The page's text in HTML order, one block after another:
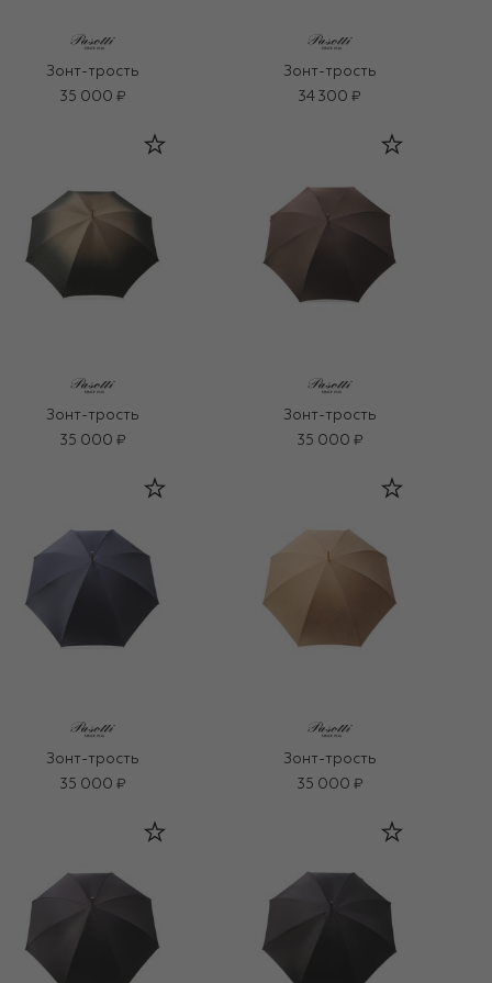
Зонт-трость
35 000 ₽
Зонт-трость
34 300 ₽
Зонт-трость
35 000 ₽
Зонт-трость
35 000 ₽
Зонт-трость
35 000 ₽
Зонт-трость
35 000 ₽